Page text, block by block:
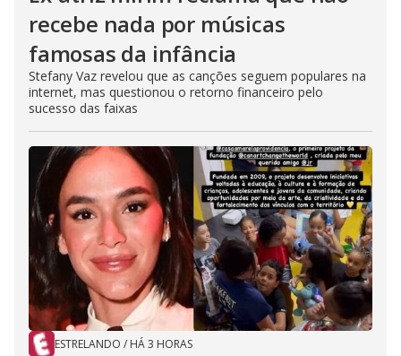
recebe nada por músicas
famosas da infância
Stefany Vaz revelou que as canções seguem populares na
internet, mas questionou o retorno financeiro pelo
sucesso das faixas
ESTRELANDO / HÁ 3 HORAS